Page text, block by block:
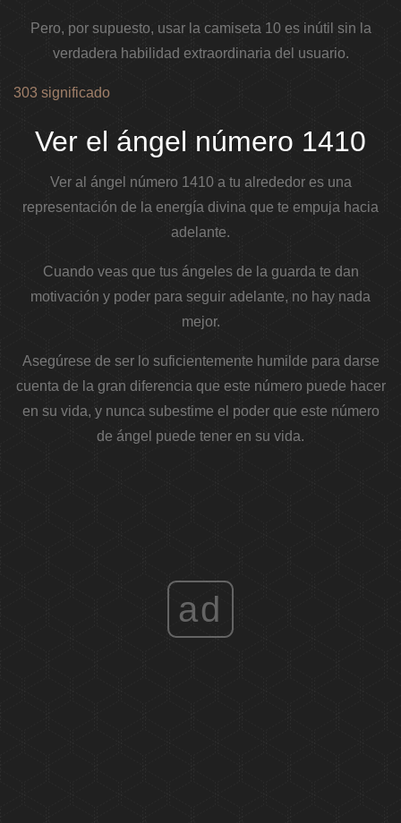
Pero, por supuesto, usar la camiseta 10 es inútil sin la
verdadera habilidad extraordinaria del usuario.
303 significado
Ver el ángel número 1410
Ver al ángel número 1410 a tu alrededor es una
representación de la energía divina que te empuja hacia
adelante.
Cuando veas que tus ángeles de la guarda te dan
motivación y poder para seguir adelante, no hay nada
mejor.
Asegúrese de ser lo suficientemente humilde para darse
cuenta de la gran diferencia que este número puede hacer
en su vida, y nunca subestime el poder que este número
de ángel puede tener en su vida.
ad